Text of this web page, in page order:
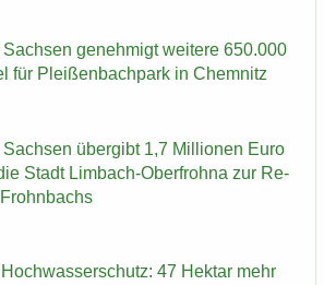
ge­neh­migt wei­te­re 650.000
für Plei­ßen­bach­park in Chem­nitz
über­gibt 1,7 Mil­lio­nen Euro
Stadt Limbach-​Oberfrohna zur Re­
47 Hekt­ar mehr